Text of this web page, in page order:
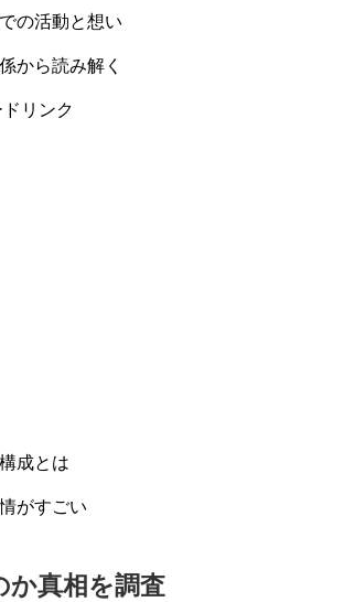
の活動と想い
から読み解く
リンク
成とは
がすごい
か真相を調査